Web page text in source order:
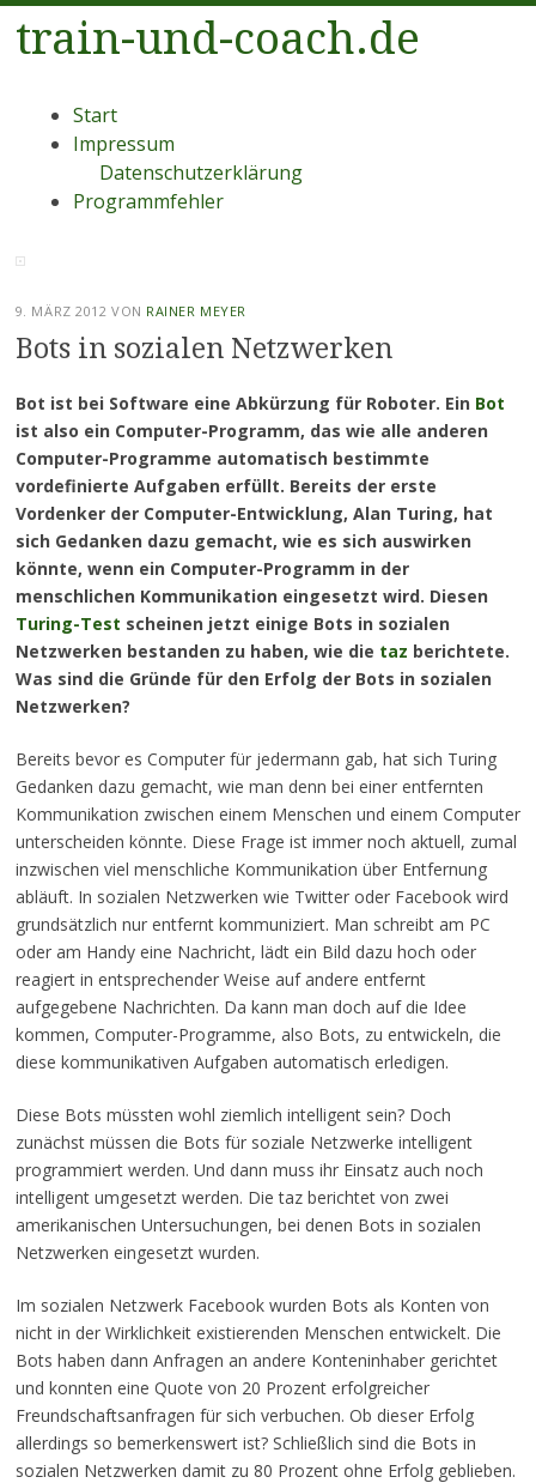
train-und-coach.de
Menü
Zum
Inhalt
Start
Impressum
Datenschutzerklärung
Programmfehler
9. MÄRZ 2012 VON RAINER MEYER
Bots in sozialen Netzwerken
Bot ist bei Software eine Abkürzung für Roboter. Ein Bot
ist also ein Computer-Programm, das wie alle anderen
Computer-Programme automatisch bestimmte
vordefinierte Aufgaben erfüllt. Bereits der erste
Vordenker der Computer-Entwicklung, Alan Turing, hat
sich Gedanken dazu gemacht, wie es sich auswirken
könnte, wenn ein Computer-Programm in der
menschlichen Kommunikation eingesetzt wird. Diesen
Turing-Test scheinen jetzt einige Bots in sozialen
Netzwerken bestanden zu haben, wie die taz berichtete.
Was sind die Gründe für den Erfolg der Bots in sozialen
Netzwerken?
Bereits bevor es Computer für jedermann gab, hat sich Turing
Gedanken dazu gemacht, wie man denn bei einer entfernten
Kommunikation zwischen einem Menschen und einem Computer
unterscheiden könnte. Diese Frage ist immer noch aktuell, zumal
inzwischen viel menschliche Kommunikation über Entfernung
abläuft. In sozialen Netzwerken wie Twitter oder Facebook wird
grundsätzlich nur entfernt kommuniziert. Man schreibt am PC
oder am Handy eine Nachricht, lädt ein Bild dazu hoch oder
reagiert in entsprechender Weise auf andere entfernt
aufgegebene Nachrichten. Da kann man doch auf die Idee
kommen, Computer-Programme, also Bots, zu entwickeln, die
diese kommunikativen Aufgaben automatisch erledigen.
Diese Bots müssten wohl ziemlich intelligent sein? Doch
zunächst müssen die Bots für soziale Netzwerke intelligent
programmiert werden. Und dann muss ihr Einsatz auch noch
intelligent umgesetzt werden. Die taz berichtet von zwei
amerikanischen Untersuchungen, bei denen Bots in sozialen
Netzwerken eingesetzt wurden.
Im sozialen Netzwerk Facebook wurden Bots als Konten von
nicht in der Wirklichkeit existierenden Menschen entwickelt. Die
Bots haben dann Anfragen an andere Konteninhaber gerichtet
und konnten eine Quote von 20 Prozent erfolgreicher
Freundschaftsanfragen für sich verbuchen. Ob dieser Erfolg
allerdings so bemerkenswert ist? Schließlich sind die Bots in
sozialen Netzwerken damit zu 80 Prozent ohne Erfolg geblieben.